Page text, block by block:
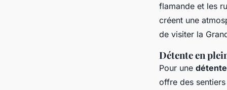
flamande et les
créent une
de visiter la
Détente en
Pour une
offre des